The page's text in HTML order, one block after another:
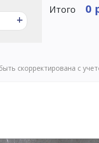
+
Итого 0
скорректирована с